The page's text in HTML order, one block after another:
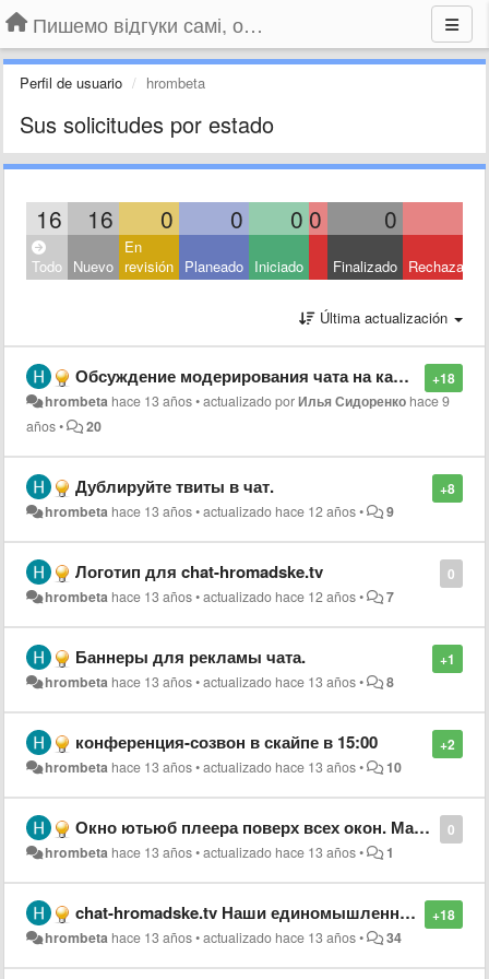
Пишемо відгуки самі, обговорюємо інші ідеї та пропозиції до Громадського Телебачення
Perfil de usuario hrombeta
Sus solicitudes por estado
16 16 0 0 0 0 0
Todo Nuevo
En
revisión Planeado Iniciado Finalizado Rechazado
Última actualización
+18
Обсуждение модерирования чата на канале youtube.
hrombeta hace 13 años•actualizado porИлья Сидоренко hace 9
años• 20
+8
Дублируйте твиты в чат.
hrombeta hace 13 años•actualizado hace 12 años• 9
0
Логотип для chat-hromadske.tv
hrombeta hace 13 años•actualizado hace 12 años• 7
+1
Баннеры для рекламы чата.
hrombeta hace 13 años•actualizado hace 13 años• 8
+2
конференция-созвон в скайпе в 15:00
hrombeta hace 13 años•actualizado hace 13 años• 10
0
Окно ютьюб плеера поверх всех окон. Масштабирование. Перемещение. #Mozilla Add-ons
hrombeta hace 13 años•actualizado hace 13 años• 1
+18
chat-hromadske.tv Наши единомышленники. Рекомендую!
hrombeta hace 13 años•actualizado hace 13 años• 34